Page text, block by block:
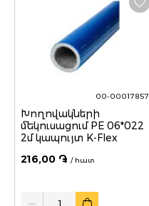
00-00017857
Խողովակների
մեկուսացում PE 06*022
2մ կապույտ K-Flex
216,00 ֏ / հատ